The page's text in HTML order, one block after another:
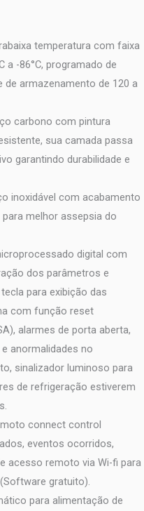
temperatura com faixa
a -86°C, programado de
de armazenamento de 120 a
carbono com pintura
sua camada passa
garantindo durabilidade e
inoxidável com acabamento
melhor assepsia do
digital com
dos parâmetros e
para exibição das
com função reset
alarmes de porta aberta,
anormalidades no
sinalizador luminoso para
de refrigeração estiverem
connect control
eventos ocorridos,
acesso remoto via Wi-fi para
gratuito).
para alimentação de